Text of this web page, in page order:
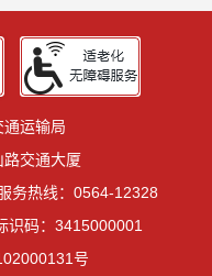
通运输局
路交通大厦
务热线：0564-12328
识码：3415000001
号